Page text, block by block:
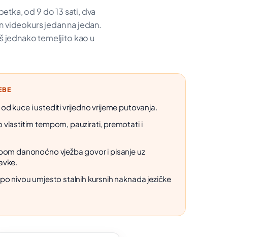
od 9 do 13 sati, dva
videokurs jedan na jedan.
jednako temeljito kao u
kuce i ustediti vrijedno vrijeme putovanja.
vlastitim tempom, pauzirati, premotati i
danonoćno vježba govor i pisanje uz
nivou umjesto stalnih kursnih naknada jezičke